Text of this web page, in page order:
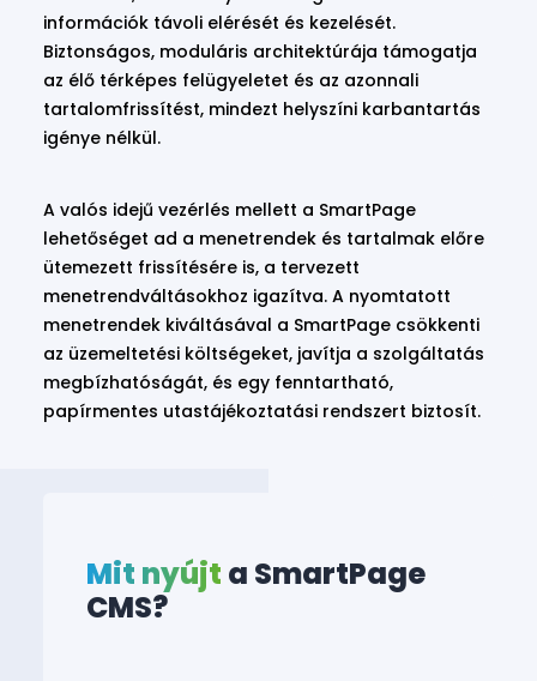
információk távoli elérését és kezelését.
Biztonságos, moduláris architektúrája támogatja
az élő térképes felügyeletet és az azonnali
tartalomfrissítést, mindezt helyszíni karbantartás
igénye nélkül.
A valós idejű vezérlés mellett a SmartPage
lehetőséget ad a menetrendek és tartalmak előre
ütemezett frissítésére is, a tervezett
menetrendváltásokhoz igazítva. A nyomtatott
menetrendek kiváltásával a SmartPage csökkenti
az üzemeltetési költségeket, javítja a szolgáltatás
megbízhatóságát, és egy fenntartható,
papírmentes utastájékoztatási rendszert biztosít.
Mit nyújt a SmartPage
CMS?